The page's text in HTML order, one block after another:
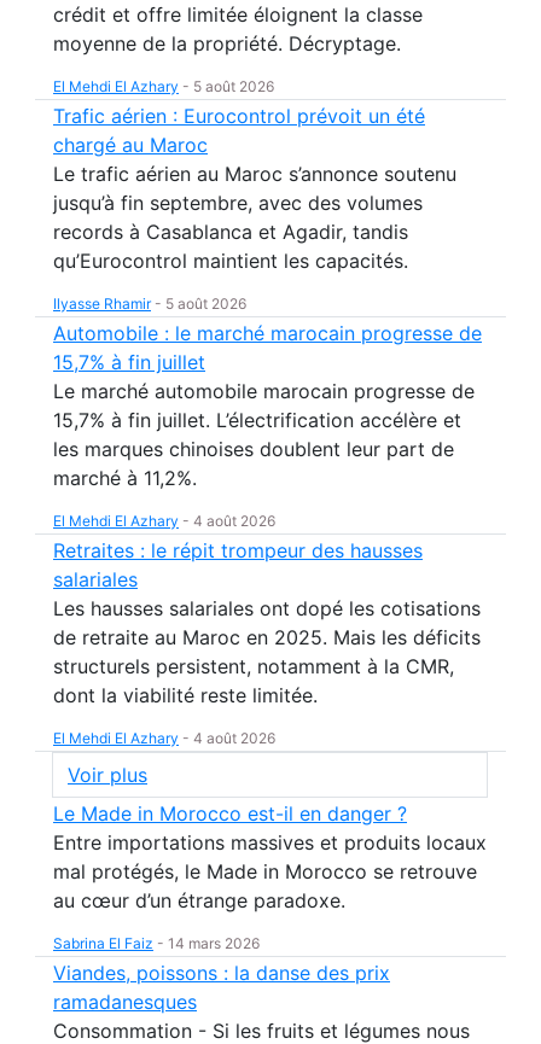
crédit et offre limitée éloignent la classe
moyenne de la propriété. Décryptage.
El Mehdi El Azhary - 5 août 2026
Trafic aérien : Eurocontrol prévoit un été
chargé au Maroc
Le trafic aérien au Maroc s’annonce soutenu
jusqu’à fin septembre, avec des volumes
records à Casablanca et Agadir, tandis
qu’Eurocontrol maintient les capacités.
Ilyasse Rhamir- 5 août 2026
Automobile : le marché marocain progresse de
15,7% à fin juillet
Le marché automobile marocain progresse de
15,7% à fin juillet. L’électrification accélère et
les marques chinoises doublent leur part de
marché à 11,2%.
El Mehdi El Azhary - 4 août 2026
Retraites : le répit trompeur des hausses
salariales
Les hausses salariales ont dopé les cotisations
de retraite au Maroc en 2025. Mais les déficits
structurels persistent, notamment à la CMR,
dont la viabilité reste limitée.
El Mehdi El Azhary - 4 août 2026
Voir plus
Le Made in Morocco est-il en danger ?
Entre importations massives et produits locaux
mal protégés, le Made in Morocco se retrouve
au cœur d’un étrange paradoxe.
Sabrina El Faiz - 14 mars 2026
Viandes, poissons : la danse des prix
ramadanesques
Consommation - Si les fruits et légumes nous